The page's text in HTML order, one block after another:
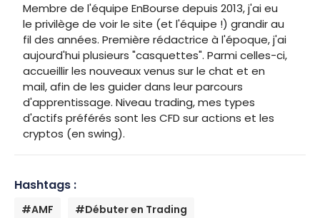
Membre de l'équipe EnBourse depuis 2013, j'ai eu
le privilège de voir le site (et l'équipe !) grandir au
fil des années. Première rédactrice à l'époque, j'ai
aujourd'hui plusieurs "casquettes". Parmi celles-ci,
accueillir les nouveaux venus sur le chat et en
mail, afin de les guider dans leur parcours
d'apprentissage. Niveau trading, mes types
d'actifs préférés sont les CFD sur actions et les
cryptos (en swing).
Hashtags :
#AMF #Débuter en Trading